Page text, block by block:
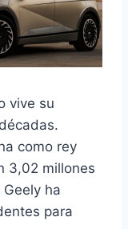
vive su
como rey
3,02 millones
ha
para